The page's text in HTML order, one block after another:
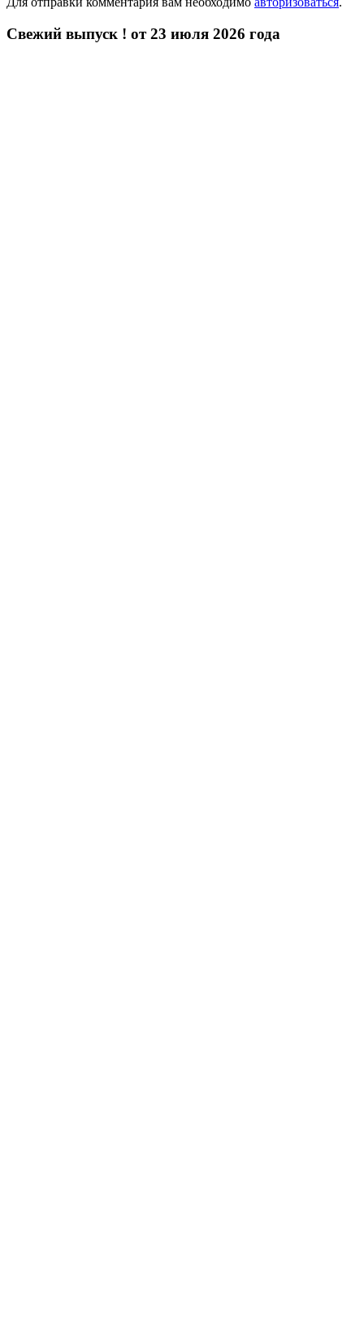
Свежий выпуск ! от 23 июля 2026 года